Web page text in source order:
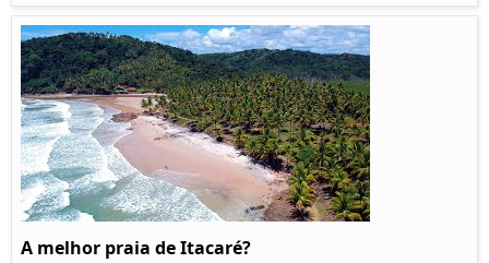
A melhor praia de Itacaré?